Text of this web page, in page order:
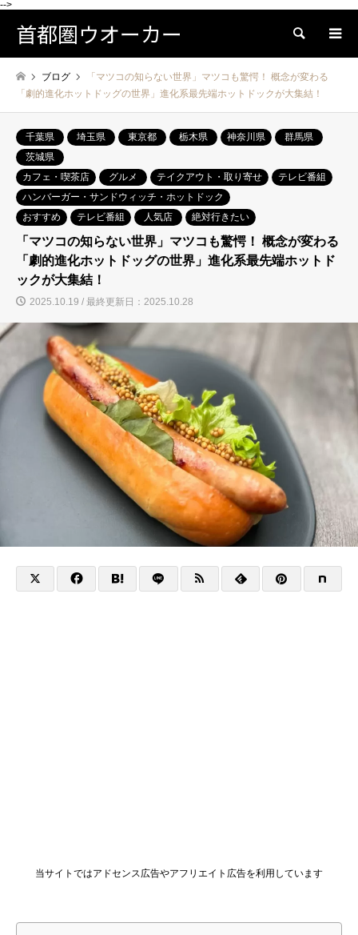
-->
首都圏ウオーカー 検索
ブログ
「マツコの知らない世界」マツコも驚愕！ 概念が変わる
「劇的進化ホットドッグの世界」進化系最先端ホットドックが大集結！
千葉県 埼玉県 東京都 栃木県 神奈川県
群馬県
茨城県
カフェ・喫茶店
グルメ テイクアウト・取り寄せ
テレビ番組
ハンバーガー・サンドウィッチ・ホットドック
おすすめ
テレビ番組 人気店 絶対行きたい
「マツコの知らない世界」マツコも驚愕！ 概念が変わる
「劇的進化ホットドッグの世界」進化系最先端ホットド
ックが大集結！
2025.10.19 / 最終更新日：2025.10.28
当サイトではアドセンス広告やアフリエイト広告を利用しています